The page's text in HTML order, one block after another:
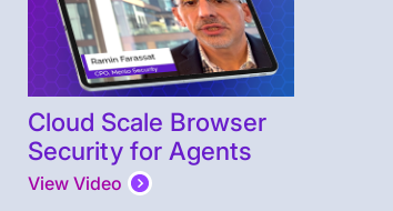
Cloud Scale Browser
Security for Agents
View Video